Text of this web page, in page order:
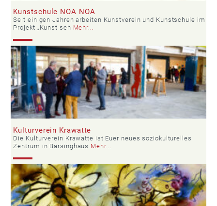
Kunstschule NOA NOA
Seit einigen Jahren arbeiten Kunstverein und Kunstschule im
Projekt „Kunst seh Mehr...
Kulturverein Krawatte
Die Kulturverein Krawatte ist Euer neues soziokulturelles
Zentrum in Barsinghaus Mehr...